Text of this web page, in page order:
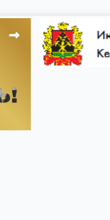
цифровое
Показать все теги